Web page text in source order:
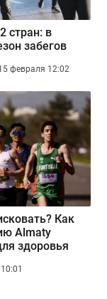
стран: в
забегов
февраля 12:02
Как
Almaty
здоровья